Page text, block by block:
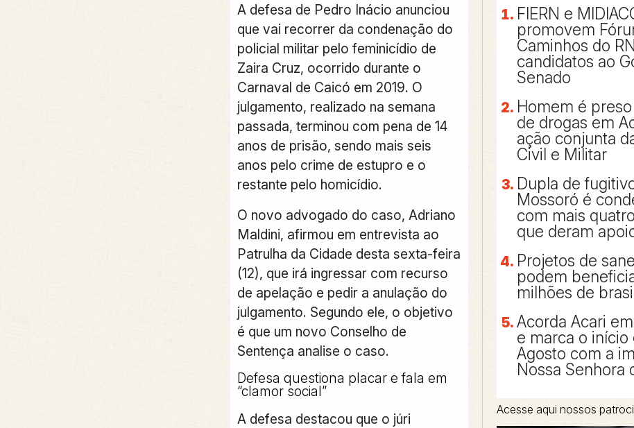
A defesa de Pedro Inácio anunciou
que vai recorrer da condenação do
policial militar pelo feminicídio de
Zaira Cruz, ocorrido durante o
Carnaval de Caicó em 2019. O
julgamento, realizado na semana
passada, terminou com pena de 14
anos de prisão, sendo mais seis
anos pelo crime de estupro e o
restante pelo homicídio.
O novo advogado do caso, Adriano
Maldini, afirmou em entrevista ao
Patrulha da Cidade desta sexta-feira
(12), que irá ingressar com recurso
de apelação e pedir a anulação do
julgamento. Segundo ele, o objetivo
é que um novo Conselho de
Sentença analise o caso.
Defesa questiona placar e fala em
“clamor social”
A defesa destacou que o júri
FIERN e
promovem
Caminhos do
candidatos ao
Senado
Homem é
de drogas em
ação conjunta
Civil e Militar
Dupla de
Mossoró é
com mais
que deram
Projetos de
podem
milhões de
Acorda Acari
e marca o início
Agosto com a
Nossa Senhora
Acesse aqui nossos